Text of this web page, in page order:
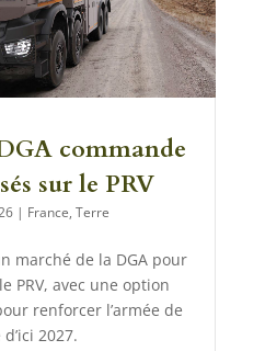
commande
sur le PRV
| France,Terre
marché de la DGA pour
PRV, avec une option
renforcer l’armée de
2027.